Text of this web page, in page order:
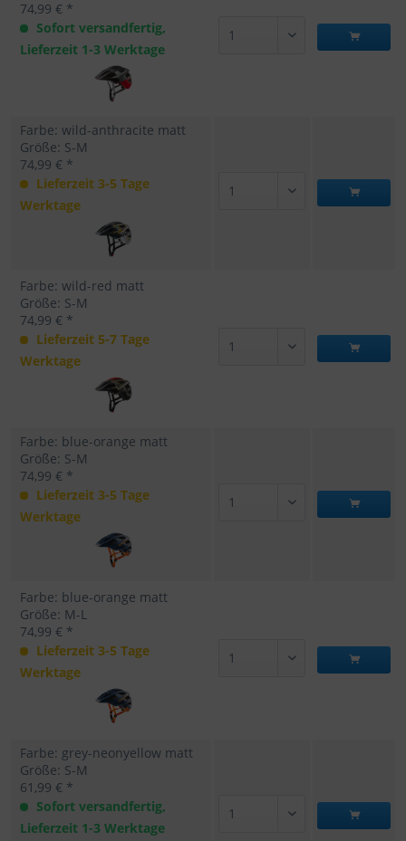
74,99 € *
Sofort versandfertig,
Lieferzeit 1-3 Werktage
Farbe: wild-anthracite matt
Größe: S-M
74,99 € *
Lieferzeit 3-5 Tage
Werktage
Farbe: wild-red matt
Größe: S-M
74,99 € *
Lieferzeit 5-7 Tage
Werktage
Farbe: blue-orange matt
Größe: S-M
74,99 € *
Lieferzeit 3-5 Tage
Werktage
Farbe: blue-orange matt
Größe: M-L
74,99 € *
Lieferzeit 3-5 Tage
Werktage
Farbe: grey-neonyellow matt
Größe: S-M
61,99 € *
Sofort versandfertig,
Lieferzeit 1-3 Werktage